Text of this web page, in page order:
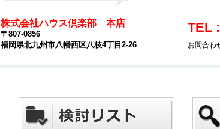
株式会社ハウス倶楽部 本店
〒807-0856
福岡県北九州市八幡西区八枝4丁目2-26
TEL
お問合わ